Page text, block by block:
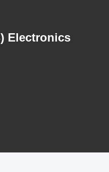
Electronics